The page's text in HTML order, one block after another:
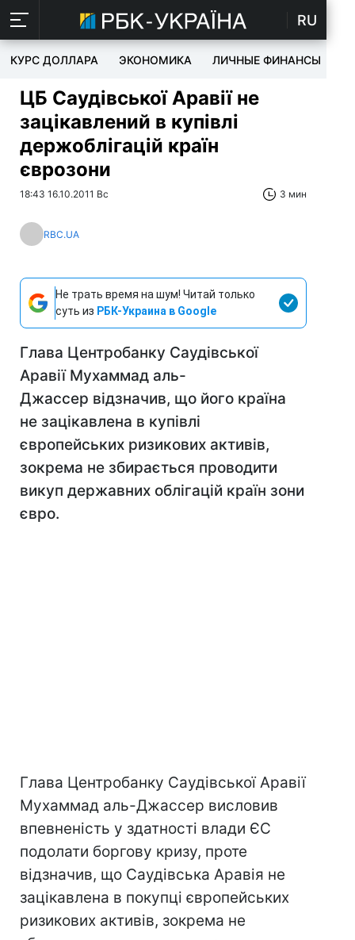
RU
КУРС ДОЛЛАРА ЭКОНОМИКА ЛИЧНЫЕ ФИНАНСЫ
ЦБ Саудівської Аравії не
зацікавлений в купівлі
держоблігацій країн
єврозони
18:43 16.10.2011 Вс 3 мин
RBC.UA
Не трать время на шум! Читай только
суть из РБК-Украина в Google
Глава Центробанку Саудівської
Аравії Мухаммад аль-
Джассер відзначив, що його країна
не зацікавлена ​​в купівлі
європейських ризикових активів,
зокрема не збирається проводити
викуп державних облігацій країн зони
євро.
Глава Центробанку Саудівської Аравії
Мухаммад аль-Джассер висловив
впевненість у здатності влади ЄС
подолати боргову кризу, проте
відзначив, що Саудівська Аравія не
зацікавлена ​​в покупці європейських
ризикових активів, зокрема не